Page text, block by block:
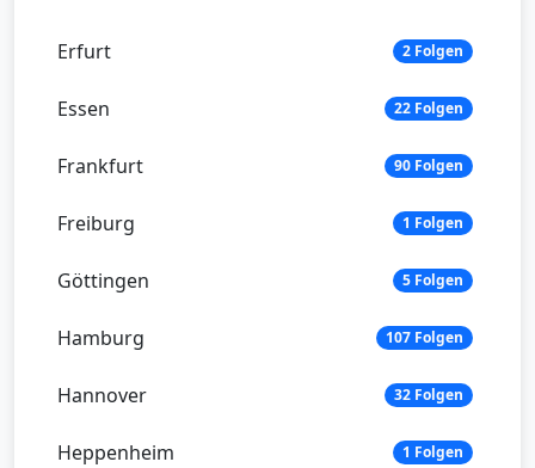
Erfurt 2 Folgen
Essen 22 Folgen
Frankfurt 90 Folgen
Freiburg 1 Folgen
Göttingen 5 Folgen
Hamburg 107 Folgen
Hannover 32 Folgen
Heppenheim 1 Folgen